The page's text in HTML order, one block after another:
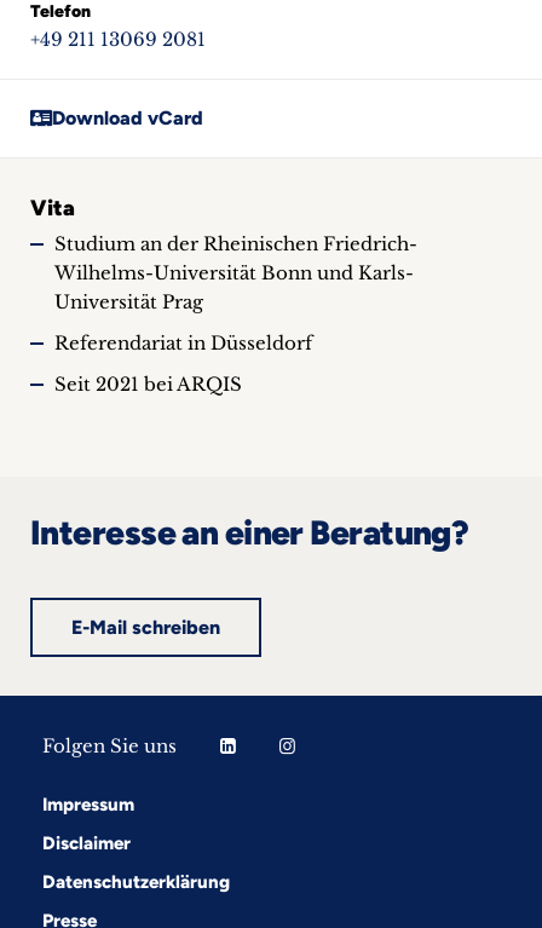
Telefon
+49 211 13069 2081
Download vCard
Vita
Studium an der Rheinischen Friedrich-
Wilhelms-Universität Bonn und Karls-
Universität Prag
Referendariat in Düsseldorf
Seit 2021 bei ARQIS
Interesse an einer Beratung?
E-Mail schreiben
Folgen Sie uns
Impressum
Disclaimer
Datenschutzerklärung
Presse